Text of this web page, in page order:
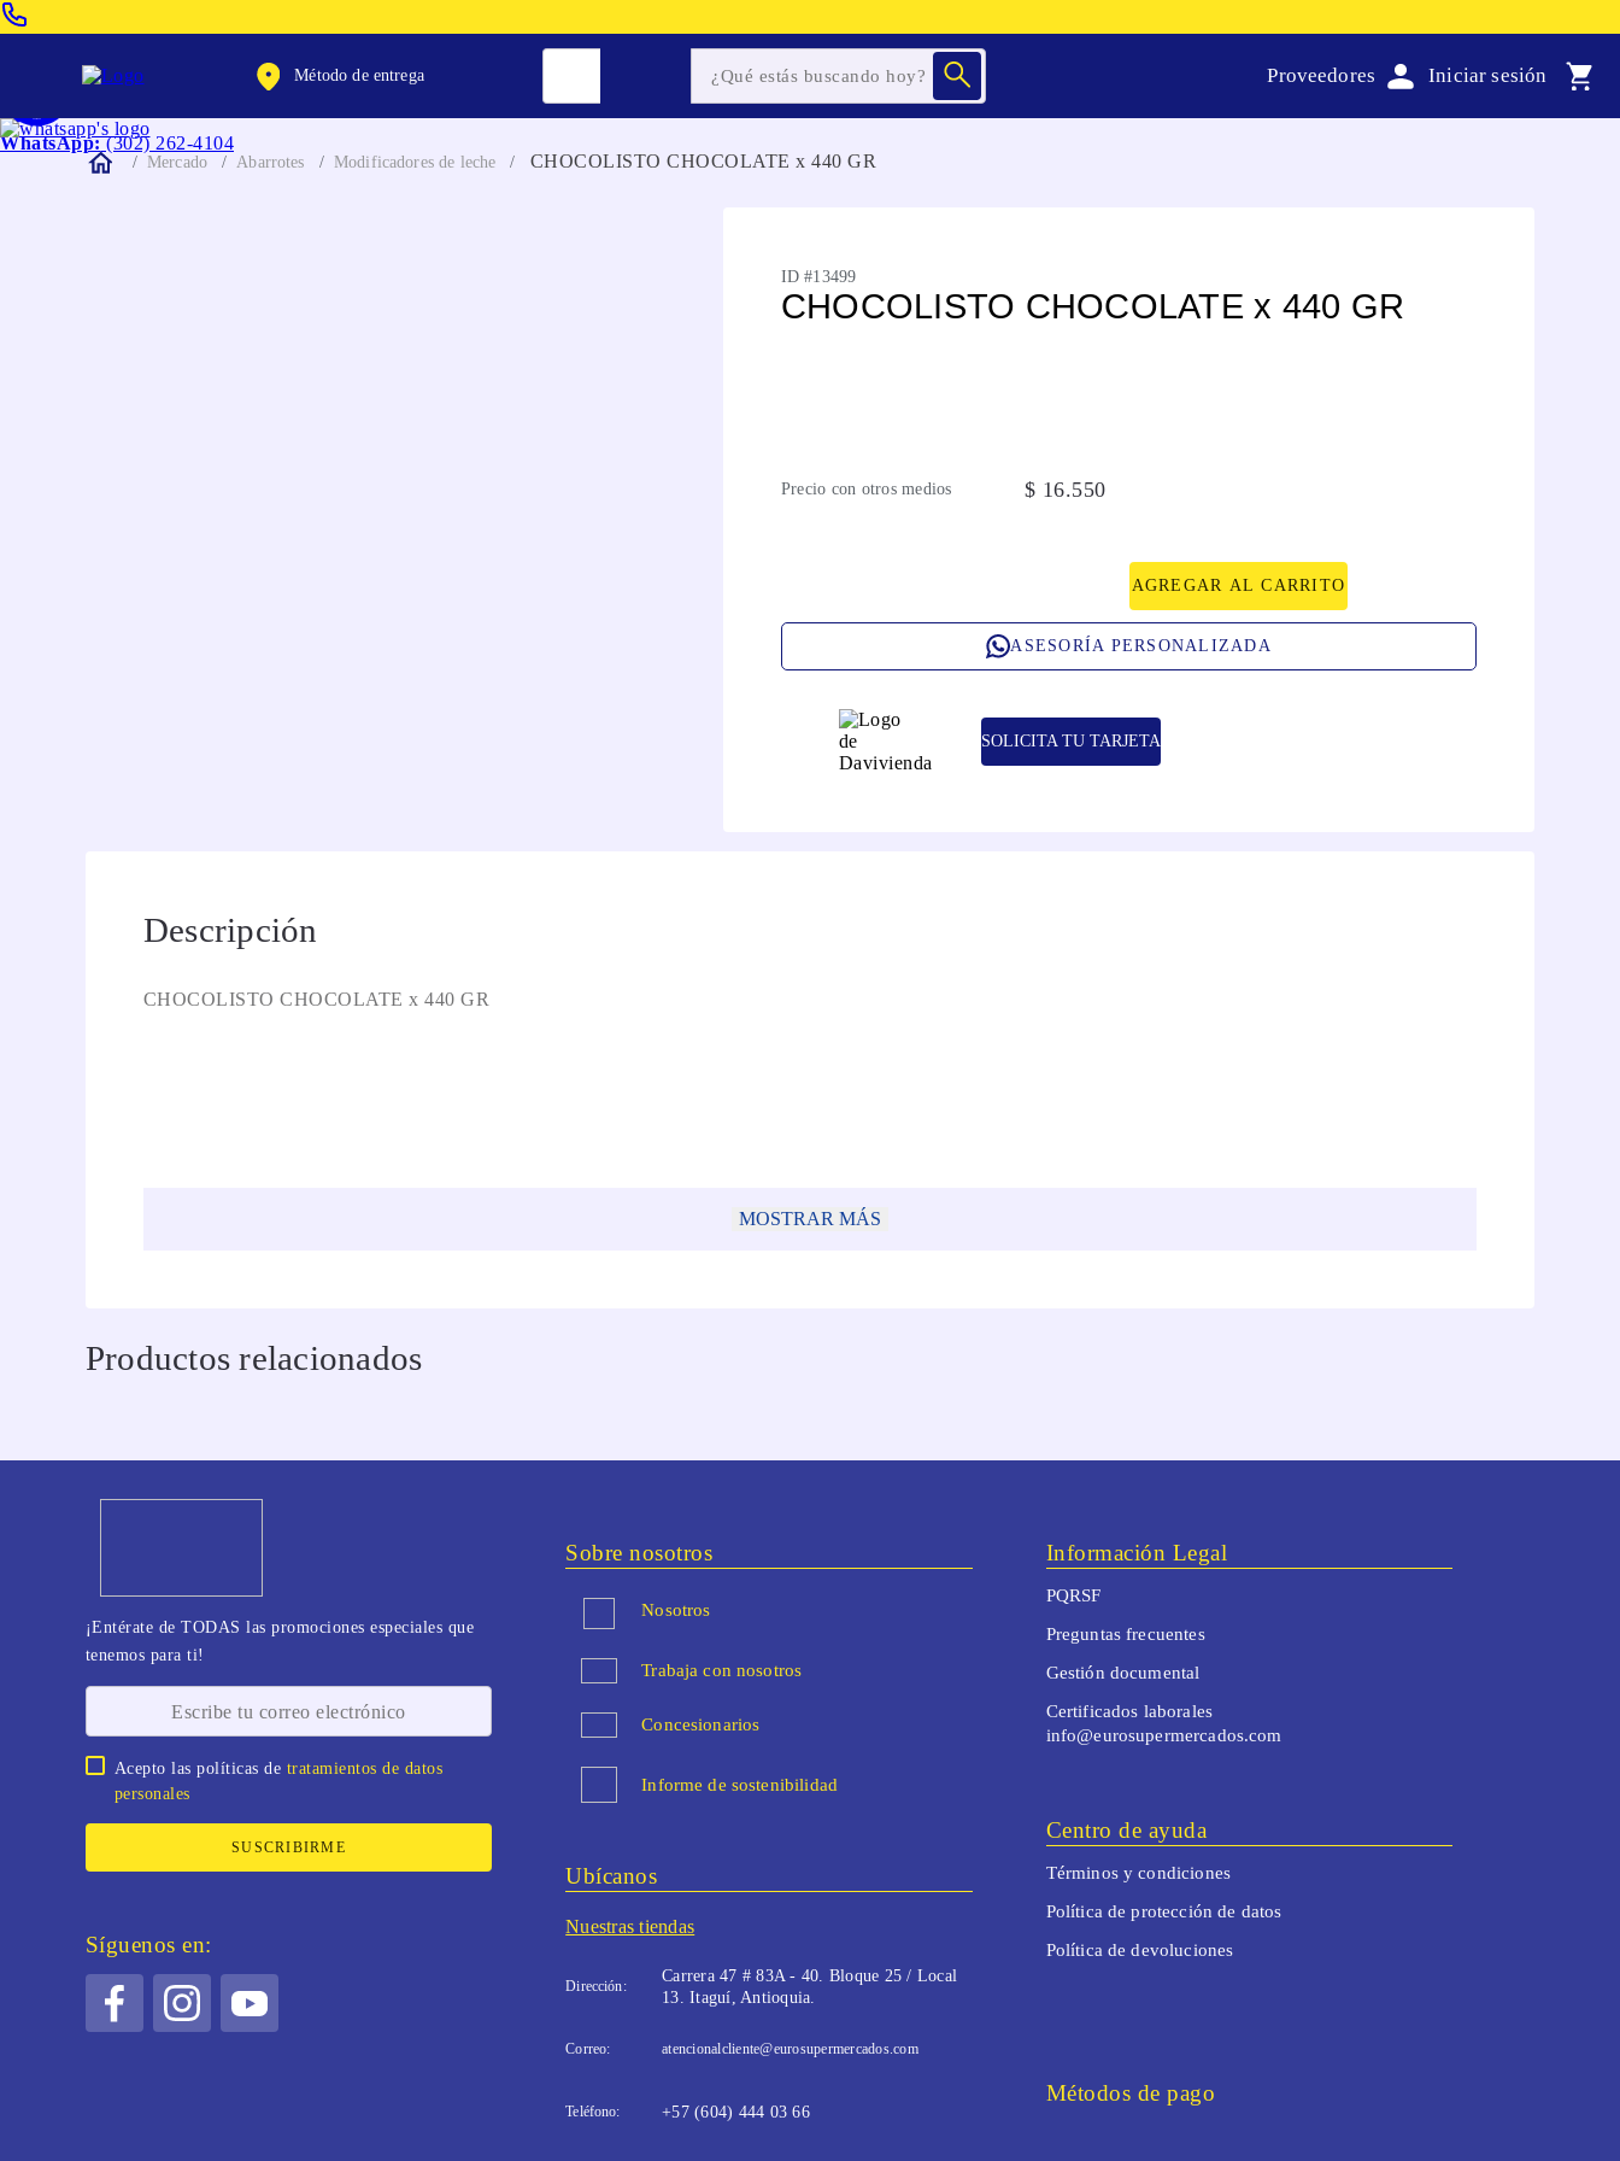
WhatsApp: (302) 262-4104
Método de entrega Proveedores
Mercado Abarrotes Modificadores de leche CHOCOLISTO CHOCOLATE x 440 GR
ID #13499
CHOCOLISTO CHOCOLATE x 440 GR
Precio con otros medios $ 16.550
AGREGAR AL CARRITO
ASESORÍA PERSONALIZADA
SOLICITA TU TARJETA
Descripción
CHOCOLISTO CHOCOLATE x 440 GR
MOSTRAR MÁS
Productos relacionados
¡Entérate de TODAS las promociones especiales que
tenemos para ti!
Acepto las políticas de tratamientos de datos
personales
SUSCRIBIRME
Síguenos en:
Sobre nosotros
Nosotros
Trabaja con nosotros
Concesionarios
Informe de sostenibilidad
Ubícanos
Nuestras tiendas
Dirección:
Carrera 47 # 83A - 40. Bloque 25 / Local
13. Itaguí, Antioquia.
Correo: atencionalcliente@eurosupermercados.com
Teléfono: +57 (604) 444 03 66
Información Legal
PQRSF
Preguntas frecuentes
Gestión documental
Certificados laborales
info@eurosupermercados.com
Centro de ayuda
Términos y condiciones
Política de protección de datos
Política de devoluciones
Métodos de pago